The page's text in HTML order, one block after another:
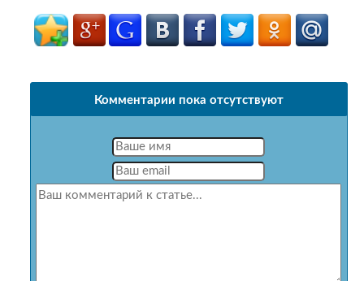
Комментарии пока отсутствуют